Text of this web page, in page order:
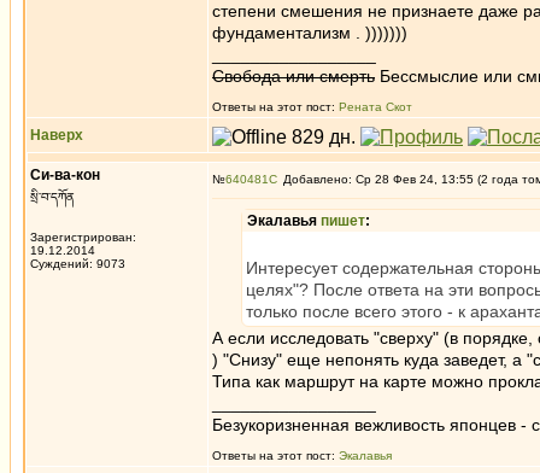
степени смешения не признаете даже
фундаментализм . )))))))
Свобода или смерть Бессмыслие или
Ответы на этот пост: Рената Скот
Наверх
Си-ва-кон
སྲི་བ་དཀོན
Зарегистрирован:
19.12.2014
Суждений: 9073
№640481 Добавлено: Ср 28 Фев 24, 13:55 (2 года
Экалавья пишет:
Интересует содержательная
целях"? После ответа на эти
только после всего этого - к
А если исследовать "сверху" (в
) "Снизу" еще непонять куда заведет, а
Типа как маршрут на карте можно
Безукоризненная вежливость японцев -
Ответы на этот пост: Экалавья